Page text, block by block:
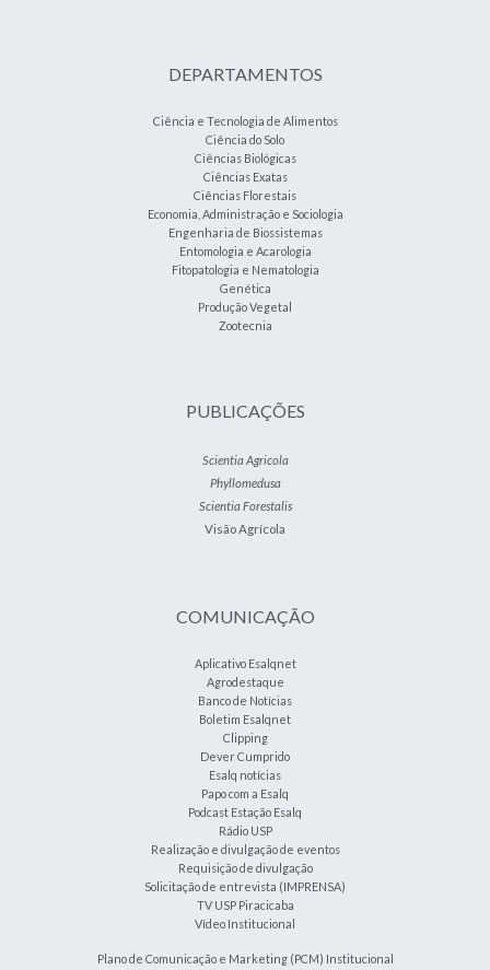
DEPARTAMENTOS
Ciência e Tecnologia de Alimentos
Ciência do Solo
Ciências Biológicas
Ciências Exatas
Ciências Florestais
Economia, Administração e Sociologia
Engenharia de Biossistemas
Entomologia e Acarologia
Fitopatologia e Nematologia
Genética
Produção Vegetal
Zootecnia
PUBLICAÇÕES
Scientia Agricola
Phyllomedusa
Scientia Forestalis
Visão Agrícola
COMUNICAÇÃO
Aplicativo Esalqnet
Agrodestaque
Banco de Notícias
Boletim Esalqnet
Clipping
Dever Cumprido
Esalq notícias
Papo com a Esalq
Podcast Estação Esalq
Rádio USP
Realização e divulgação de eventos
Requisição de divulgação
Solicitação de entrevista (IMPRENSA)
TV USP Piracicaba
Vídeo Institucional
Plano de Comunicação e Marketing (PCM) Institucional